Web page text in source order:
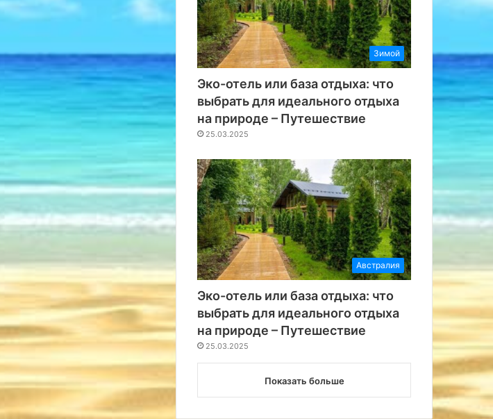
Зимой
Эко-отель или база отдыха: что
выбрать для идеального отдыха
на природе – Путешествие
25.03.2025
Австралия
Эко-отель или база отдыха: что
выбрать для идеального отдыха
на природе – Путешествие
25.03.2025
Показать больше